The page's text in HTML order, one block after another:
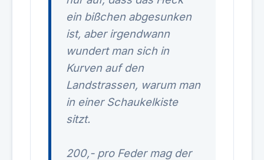
ein bißchen abgesunken
ist, aber irgendwann
wundert man sich in
Kurven auf den
Landstrassen, warum man
in einer Schaukelkiste
sitzt.
200,- pro Feder mag der